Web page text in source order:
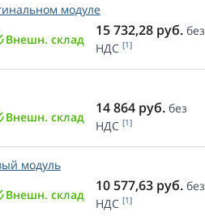
модуле
Внешн. склад
15 732,28 руб. без
НДС [1]
Внешн. склад
14 864 руб. без
НДС [1]
модуль
Внешн. склад
10 577,63 руб. без
НДС [1]